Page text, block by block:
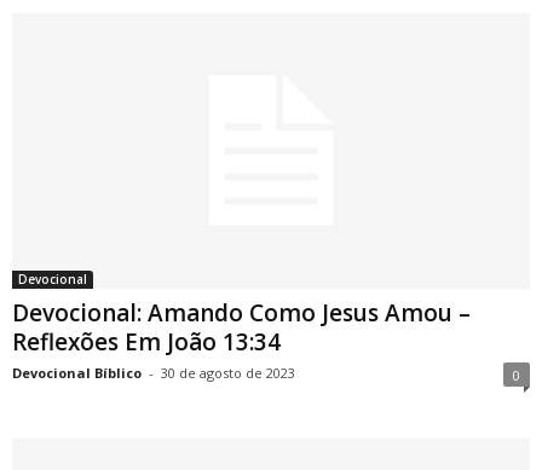
Devocional
Devocional: Amando Como Jesus Amou –
Reflexões Em João 13:34
Devocional Bíblico - 30 de agosto de 2023 0